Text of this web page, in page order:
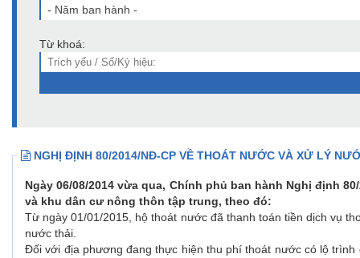
- Năm ban hành -
Từ khoá:
NGHỊ ĐỊNH 80/2014/NĐ-CP VỀ THOÁT NƯỚC VÀ XỬ LÝ
Ngày 06/08/2014 vừa qua, Chính phủ ban hành Nghị định
và khu dân cư nông thôn tập trung, theo đó:
Từ ngày 01/01/2015, hộ thoát nước đã thanh toán tiền dịch vụ
nước thải.
Đối với địa phương đang thực hiện thu phí thoát nước có lộ